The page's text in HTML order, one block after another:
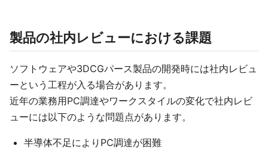
製品の社内レビューにおける課題
ソフトウェアや3DCGパース製品の開発時には社内レビュ
ーという工程が入る場合があります。
近年の業務用PC調達やワークスタイルの変化で社内レビ
ューには以下のような問題点があります。
半導体不足によりPC調達が困難